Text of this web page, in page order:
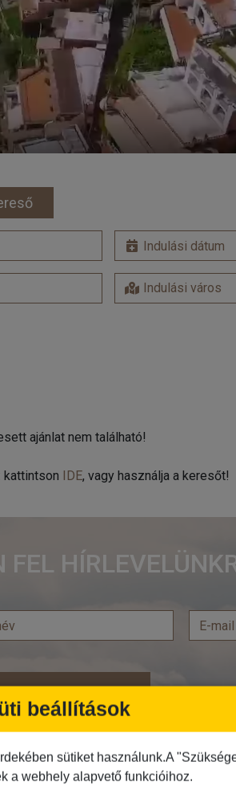
ajánlat nem található!
kattintson IDE, vagy használja a keresőt!
FEL
Feliratkozás
beállítások
sütiket használunk.A
a webhely alapvető funkcióihoz.